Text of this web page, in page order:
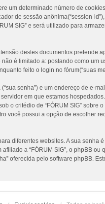
um determinado número de
de sessão anônima(“session-id”),
SIG” e será utilizado para
destes documentos pretende
é limitado a: postando como um
feito o login no fórum(“suas
senha”) e um endereço de e-
em que estamos
o critédio de “FÓRUM SIG” sobre
você possui a opção de escolher
diferentes websites. A sua senha
a “FÓRUM SIG”, o phpBB ou
oferecida pelo software phpBB.